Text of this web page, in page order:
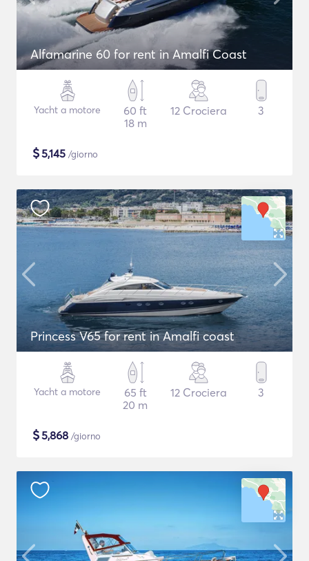
Alfamarine 60 for rent in Amalfi Coast
Yacht a motore
60 ft
18 m
12 Crociera 3
$5,145 /giorno
Princess V65 for rent in Amalfi coast
Yacht a motore
65 ft
20 m
12 Crociera 3
$5,868 /giorno